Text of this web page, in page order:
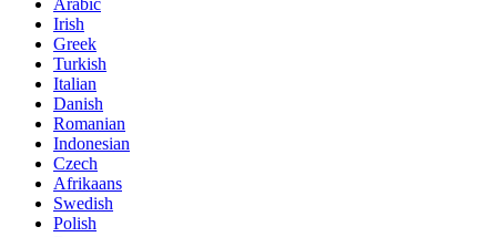
Arabic
Irish
Greek
Turkish
Italian
Danish
Romanian
Indonesian
Czech
Afrikaans
Swedish
Polish